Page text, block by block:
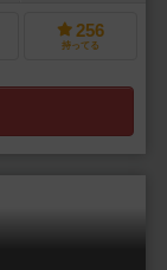
256
持ってる